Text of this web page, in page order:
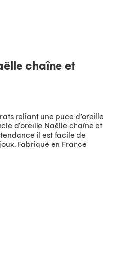
chaîne et
reliant une puce d’oreille
d’oreille Naëlle chaîne et
il est facile de
Fabriqué en France